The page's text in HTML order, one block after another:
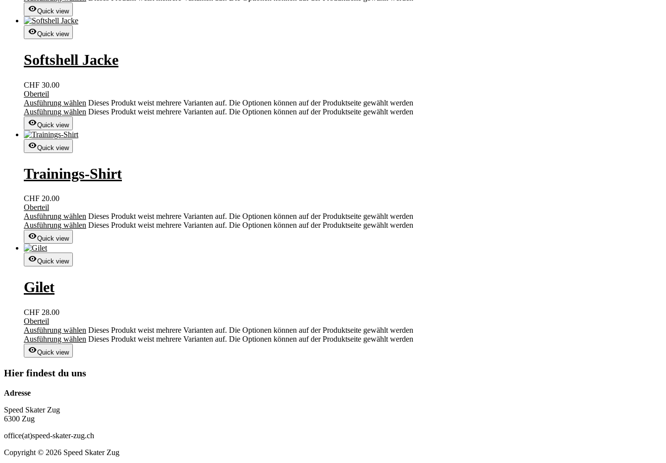
Quick view
Quick view
Softshell Jacke
CHF 30.00
Oberteil
Ausführung wählen Dieses Produkt weist mehrere Varianten auf. Die Optionen können auf der Produktseite gewählt werden
Ausführung wählen Dieses Produkt weist mehrere Varianten auf. Die Optionen können auf der Produktseite gewählt werden
Quick view
Quick view
Trainings-Shirt
CHF 20.00
Oberteil
Ausführung wählen Dieses Produkt weist mehrere Varianten auf. Die Optionen können auf der Produktseite gewählt werden
Ausführung wählen Dieses Produkt weist mehrere Varianten auf. Die Optionen können auf der Produktseite gewählt werden
Quick view
Quick view
Gilet
CHF 28.00
Oberteil
Ausführung wählen Dieses Produkt weist mehrere Varianten auf. Die Optionen können auf der Produktseite gewählt werden
Ausführung wählen Dieses Produkt weist mehrere Varianten auf. Die Optionen können auf der Produktseite gewählt werden
Quick view
Hier findest du uns
Adresse
Speed Skater Zug
6300 Zug
office(at)speed-skater-zug.ch
Copyright © 2026 Speed Skater Zug